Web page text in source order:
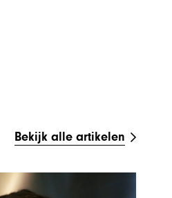
Bekijk alle artikelen